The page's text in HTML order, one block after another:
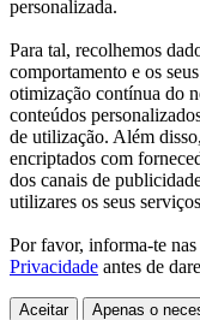
personalizada.
Para tal, recolhemos
comportamento e os
otimização contínua do
conteúdos
de utilização. Além
encriptados com
dos canais de
utilizares os seus
Por favor, informa-te
Privacidade antes de
Aceitar Apenas o